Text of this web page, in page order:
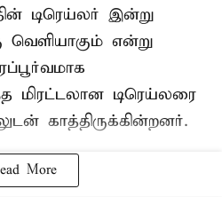
டிரெய்லர் இன்று
வெளியாகும் என்று
மிரட்டலான டிரெய்லரை
காத்திருக்கின்றனர்.
More